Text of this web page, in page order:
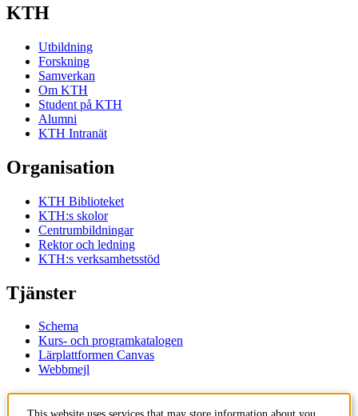
KTH
Utbildning
Forskning
Samverkan
Om KTH
Student på KTH
Alumni
KTH Intranät
Organisation
KTH Biblioteket
KTH:s skolor
Centrumbildningar
Rektor och ledning
KTH:s verksamhetsstöd
Tjänster
Schema
Kurs- och programkatalogen
Lärplattformen Canvas
Webbmejl